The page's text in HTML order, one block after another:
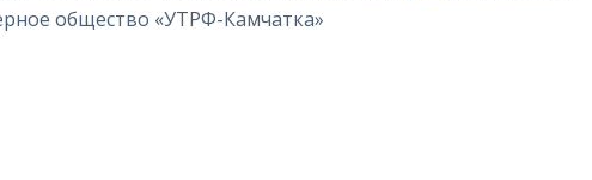
общество «УТРФ-Камчатка»